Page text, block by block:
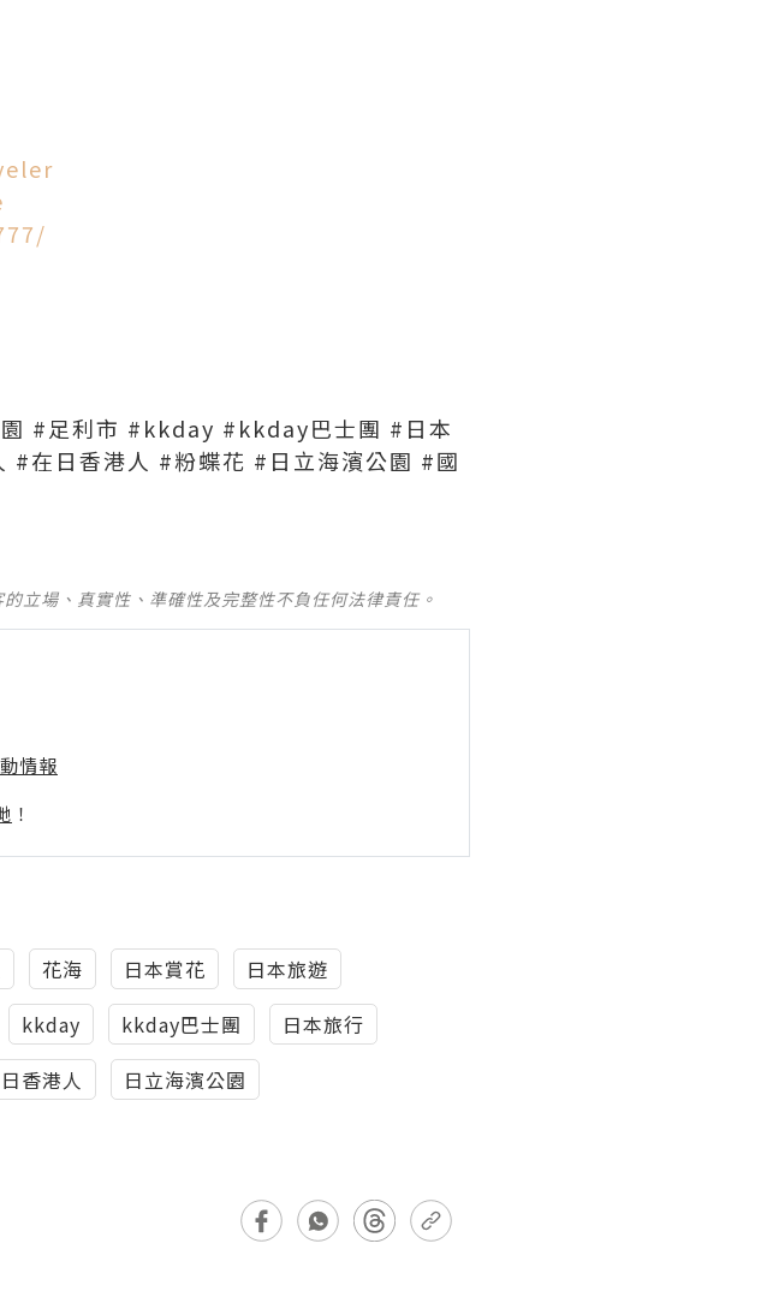
#足利市 #kkday #kkday巴士團 #日本
在日香港人 #粉蝶花 #日立海濱公園 #國
立場、真實性、準確性及完整性不負任何法律責任。
情報
！
花海 日本賞花
日本旅遊
kkday kkday巴士團
日本旅行
香港人
日立海濱公園